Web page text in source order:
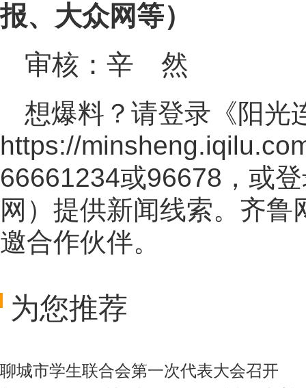
报、大众网等）
审核：辛 然
想爆料？请登录《阳光
https://
66661234或96678，或
网 ）提供新闻线索。齐鲁
邀合作伙伴。
为您推荐
聊城市学生联合会第一次代表大会召开